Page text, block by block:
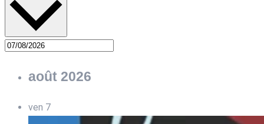
août 2026
ven 7